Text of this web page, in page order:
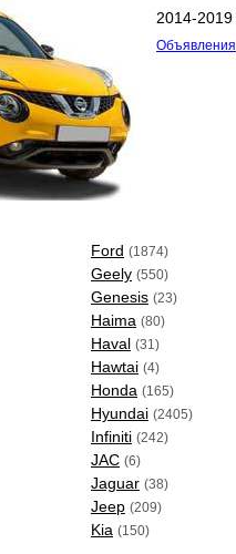
2014-2019
Объявления
Ford (1874)
Geely (550)
Genesis (23)
Haima (80)
Haval (31)
Hawtai (4)
Honda (165)
Hyundai (2405)
Infiniti (242)
JAC (6)
Jaguar (38)
Jeep (209)
Kia (150)